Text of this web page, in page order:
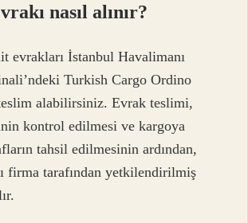
nasıl alınır?
evrakları İstanbul Havalimanı
Turkish Cargo Ordino
alabilirsiniz. Evrak teslimi,
kontrol edilmesi ve kargoya
tahsil edilmesinin ardından,
firma tarafından yetkilendirilmiş